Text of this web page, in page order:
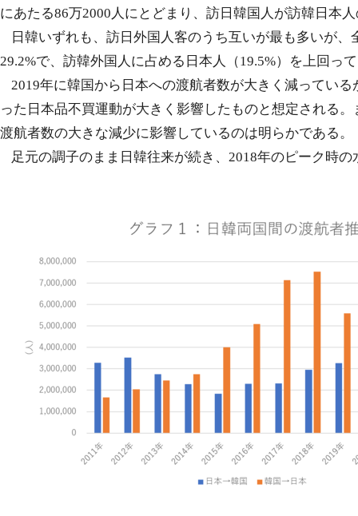
にあたる86万2000 人にとどまり、訪日韓国人が訪韓日本
日韓いずれも、訪日外国人客のうち互いが最も多いが
29.2%で、訪韓外国人に占める日本人（19.5%）を上回っ
2019年に韓国から日本への渡航者数が大きく減ってい
った日本品不買運動が大きく影響したものと想定される
渡航者数の大きな減少に影響しているのは明らかである。
足元の調子のまま日韓往来が続き、 2018年のピーク時の